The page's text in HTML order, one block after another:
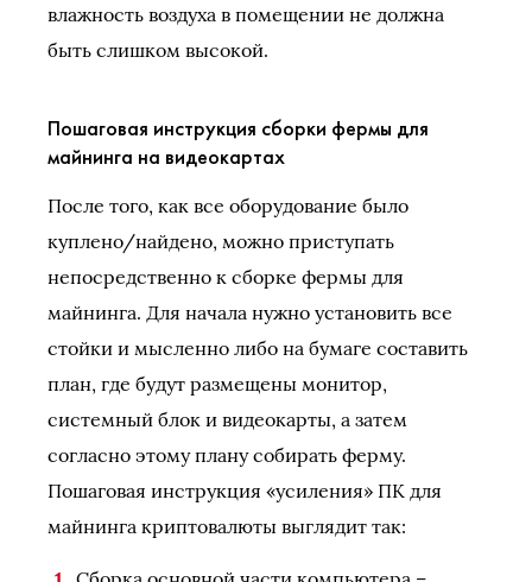
влажность воздуха в помещении не должна
быть слишком высокой.
Пошаговая инструкция сборки фермы для
майнинга на видеокартах
После того, как все оборудование было
куплено/найдено, можно приступать
непосредственно к сборке фермы для
майнинга. Для начала нужно установить все
стойки и мысленно либо на бумаге составить
план, где будут размещены монитор,
системный блок и видеокарты, а затем
согласно этому плану собирать ферму.
Пошаговая инструкция «усиления» ПК для
майнинга криптовалюты выглядит так: